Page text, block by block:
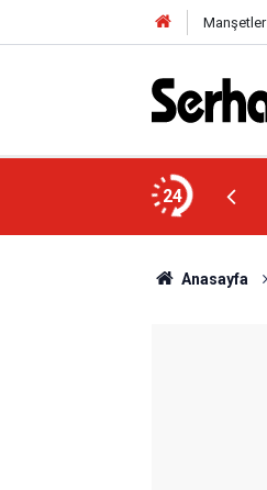
Manşetler
24
Anasayfa